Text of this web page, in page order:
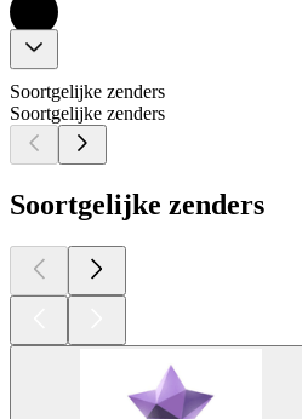
Soortgelijke zenders
Soortgelijke zenders
Soortgelijke zenders